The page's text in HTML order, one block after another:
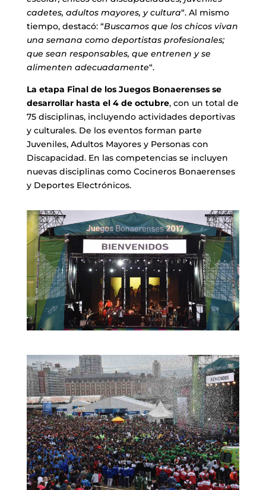
cadetes, adultos mayores, y cultura“. Al mismo
tiempo, destacó: “Buscamos que los chicos vivan
una semana como deportistas profesionales;
que sean responsables, que entrenen y se
alimenten adecuadamente“.
La etapa Final de los Juegos Bonaerenses se
desarrollar hasta el 4 de octubre, con un total de
75 disciplinas, incluyendo actividades deportivas
y culturales. De los eventos forman parte
Juveniles, Adultos Mayores y Personas con
Discapacidad. En las competencias se incluyen
nuevas disciplinas como Cocineros Bonaerenses
y Deportes Electrónicos.